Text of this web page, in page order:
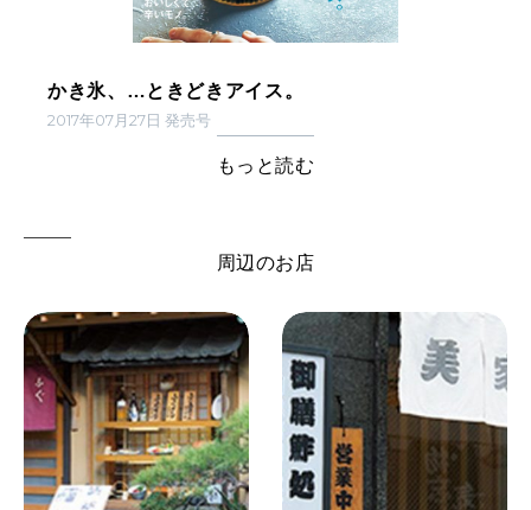
かき氷、…ときどきアイス。
2017年07月27日 発売号
もっと読む
周辺のお店